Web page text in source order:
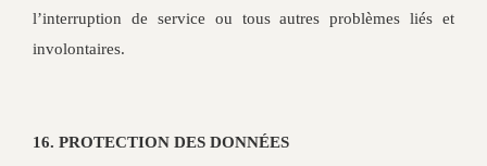
l’interruption de service ou tous autres problèmes liés et
involontaires.
16. PROTECTION DES DONNÉES